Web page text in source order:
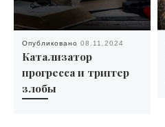
Опубликовано 08.11.2024
Катализатор
прогресса и триггер
злобы